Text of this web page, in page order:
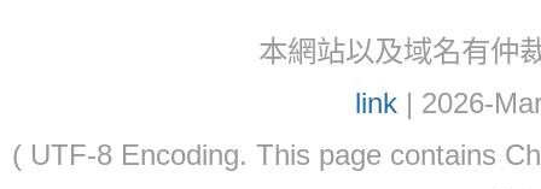
本網站以及域名有仲
link| 2026-
( UTF-8 Encoding. This page contains